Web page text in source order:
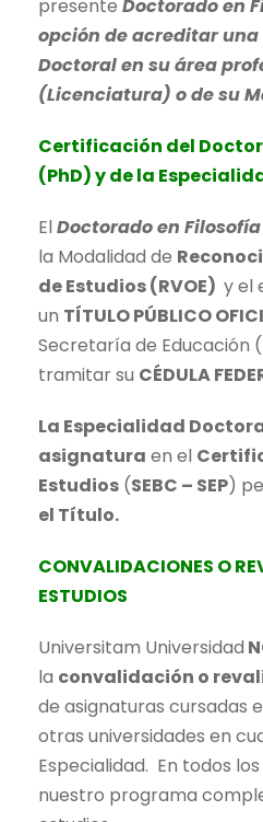
presente Doctorado en
opción de acreditar
Doctoral en su área
(Licenciatura) o de su
Certificación del
(PhD) y de la
El Doctorado en
la Modalidad de
de Estudios (RVOE) y el
un TÍTULO PÚBLICO
Secretaría de Educación (
tramitar su CÉDULA
La Especialidad
asignatura en el
Estudios (SEBC – SEP)
el Título.
CONVALIDACIONES O
ESTUDIOS
Universitam Universidad
la convalidación o
de asignaturas cursadas
otras universidades en
Especialidad. En todos
nuestro programa